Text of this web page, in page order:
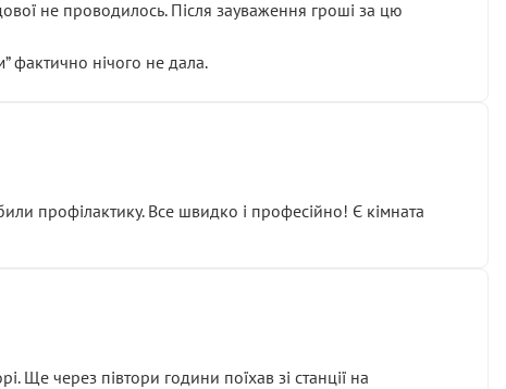
не проводилось. Після зауваження гроші за цю
фактично нічого не дала.
знайшов декілька гайок під лобовим склом. Мені
профілактику. Все швидко і професійно! Є кімната
Ще через півтори години поїхав зі станції на